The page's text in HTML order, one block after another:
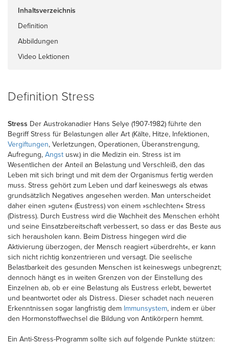
Inhaltsverzeichnis
Definition
Abbildungen
Video Lektionen
Definition Stress
Stress Der Austrokanadier Hans Selye (1907-1982) führte den
Begriff Stress für Belastungen aller Art (Kälte, Hitze, Infektionen,
Vergiftungen, Verletzungen, Operationen, Überanstrengung,
Aufregung, Angst usw.) in die Medizin ein. Stress ist im
Wesentlichen der Anteil an Belastung und Verschleiß, den das
Leben mit sich bringt und mit dem der Organismus fertig werden
muss. Stress gehört zum Leben und darf keineswegs als etwas
grundsätzlich Negatives angesehen werden. Man unterscheidet
daher einen »guten« (Eustress) von einem »schlechten« Stress
(Distress). Durch Eustress wird die Wachheit des Menschen erhöht
und seine Einsatzbereitschaft verbessert, so dass er das Beste aus
sich herausholen kann. Beim Distress hingegen wird die
Aktivierung überzogen, der Mensch reagiert »überdreht«, er kann
sich nicht richtig konzentrieren und versagt. Die seelische
Belastbarkeit des gesunden Menschen ist keineswegs unbegrenzt;
dennoch hängt es in weiten Grenzen von der Einstellung des
Einzelnen ab, ob er eine Belastung als Eustress erlebt, bewertet
und beantwortet oder als Distress. Dieser schadet nach neueren
Erkenntnissen sogar langfristig dem Immunsystem, indem er über
den Hormonstoffwechsel die Bildung von Antikörpern hemmt.
Ein Anti-Stress-Programm sollte sich auf folgende Punkte stützen: